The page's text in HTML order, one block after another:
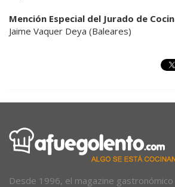
Mención Especial del Jurado de
Jaime Vaquer Deya (Baleares)
Desde 1996, el magazine